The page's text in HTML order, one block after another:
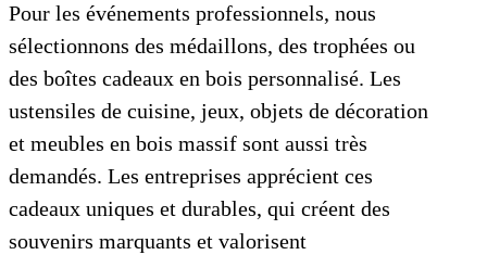
Pour les événements professionnels, nous
sélectionnons des médaillons, des trophées ou
des boîtes cadeaux en bois personnalisé. Les
ustensiles de cuisine, jeux, objets de décoration
et meubles en bois massif sont aussi très
demandés. Les entreprises apprécient ces
cadeaux uniques et durables, qui créent des
souvenirs marquants et valorisent